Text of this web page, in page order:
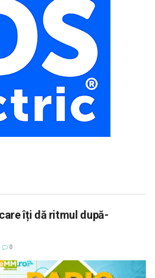
îți dă ritmul după-
0